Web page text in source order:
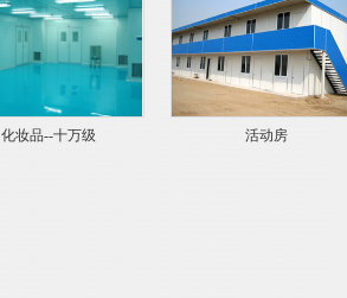
化妆品--十万级 活动房